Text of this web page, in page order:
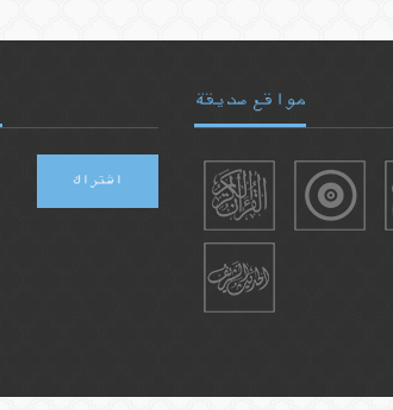
اشتراك
مواقع صديقة